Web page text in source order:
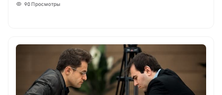
90 Просмотры